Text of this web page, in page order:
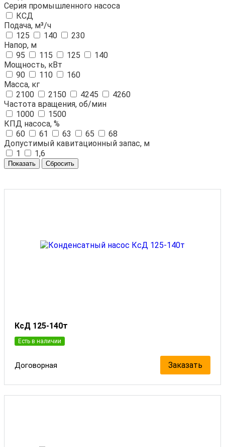
Серия промышленного насоса
КСД
Подача, м³/ч
125
140
230
Напор, м
95
115 125
140
Мощность, кВт
90
110
160
Масса, кг
2100
2150 4245
4260
Частота вращения, об/мин
1000
1500
КПД насоса, %
60
61 63 65
68
Допустимый кавитационный запас, м
1
1,6
КсД 125-140т
Есть в наличии
Договорная Заказать